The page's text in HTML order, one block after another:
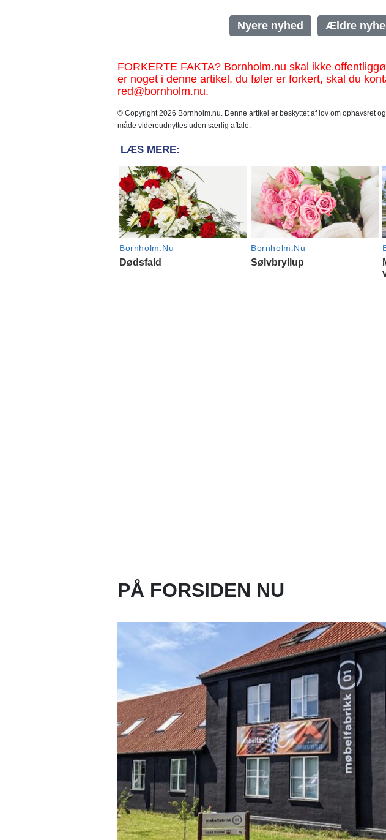
Nyere nyhed Ældre
FORKERTE FAKTA? Bornholm.nu skal ikke
er noget i denne artikel, du føler er forkert, skal du
red@bornholm.nu.
© Copyright 2026 Bornholm.nu. Denne artikel er beskyttet af lov om ophavsret
måde videreudnyttes uden særlig aftale.
PÅ FORSIDEN NU